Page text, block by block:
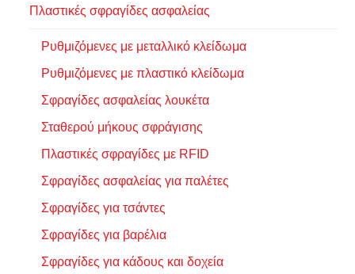
Πλαστικές σφραγίδες ασφαλείας
Ρυθμιζόμενες με μεταλλικό κλείδωμα
Ρυθμιζόμενες με πλαστικό κλείδωμα
Σφραγίδες ασφαλείας λουκέτα
Σταθερού μήκους σφράγισης
Πλαστικές σφραγίδες με RFID
Σφραγίδες ασφαλείας για παλέτες
Σφραγίδες για τσάντες
Σφραγίδες για βαρέλια
Σφραγίδες για κάδους και δοχεία